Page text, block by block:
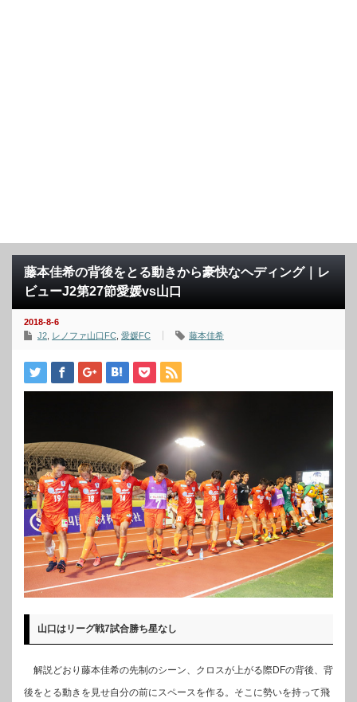
藤本佳希の背後をとる動きから豪快なヘディング｜レ
ビューJ2第27節愛媛vs山口
2018-8-6
J2 レノファ山口FC 愛媛FC 藤本佳希
山口はリーグ戦7試合勝ち星なし
解説どおり藤本佳希の先制のシーン、クロスが上がる際DFの背後、背
後をとる動きを見せ自分の前にスペースを作る。そこに勢いを持って飛